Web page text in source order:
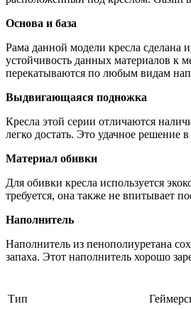
Основа и база
Рама данной модели кресла сделана
устойчивость данных материалов к
перекатываются по любым видам
Выдвигающаяся подножка
Кресла этой серии отличаются
легко достать. Это удачное решение
Материал обивки
Для обивки кресла используется
требуется, она также не впитывает
Наполнитель
Наполнитель из пенополиуретана
запаха. Этот наполнитель хорошо
Тип